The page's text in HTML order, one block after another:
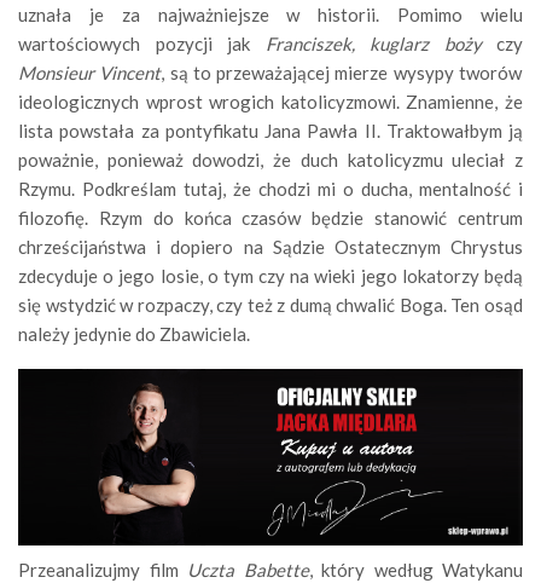
uznała je za najważniejsze w historii. Pomimo wielu
wartościowych pozycji jak Franciszek, kuglarz bożyczy
Monsieur Vincent, są to przeważającej mierze wysypy tworów
ideologicznych wprost wrogich katolicyzmowi. Znamienne, że
lista powstała za pontyfikatu Jana Pawła II. Traktowałbym ją
poważnie, ponieważ dowodzi, że duch katolicyzmu uleciał z
Rzymu. Podkreślam tutaj, że chodzi mi o ducha, mentalność i
filozofię. Rzym do końca czasów będzie stanowić centrum
chrześcijaństwa i dopiero na Sądzie Ostatecznym Chrystus
zdecyduje o jego losie, o tym czy na wieki jego lokatorzy będą
się wstydzić w rozpaczy, czy też z dumą chwalić Boga. Ten osąd
należy jedynie do Zbawiciela.
Przeanalizujmy film Uczta Babette, który według Watykanu